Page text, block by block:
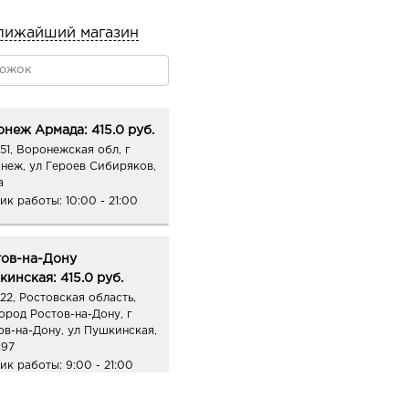
мощное
обменные
ускоряющих
– самый
действие,
осветляет кожу и
магазин
Армада: 415.0 руб.
Воронежская обл, г
ул Героев Сибиряков,
работы: 10:00 - 21:00
на-Дону
415.0 руб.
Ростовская область,
Ростов-на-Дону, г
на-Дону, ул Пушкинская,
работы: 9:00 - 21:00